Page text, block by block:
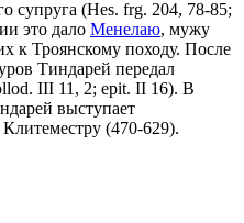
супруга (Hes. frg. 204, 78-85;
это дало Менелаю, мужу
к Троянскому походу. После
Тиндарей передал
III 11, 2; epit. II 16). В
выступает
(470-629).